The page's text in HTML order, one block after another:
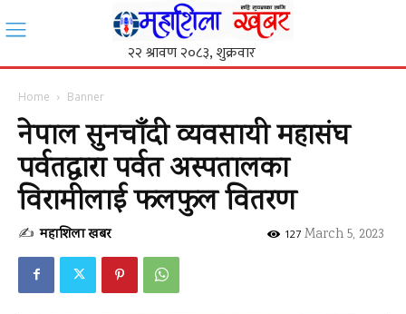
Home Banner
नेपाल सुनचाँदी व्यवसायी महासंघ
पर्वतद्धारा पर्वत अस्पतालका
विरामीलाई फलफुल वितरण
✍ महाशिला खबर March 5, 2023
127